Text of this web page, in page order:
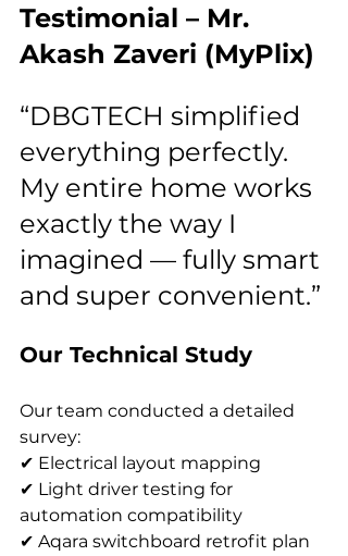
Testimonial – Mr.
Akash Zaveri (MyPlix)
“DBGTECH simplified
everything perfectly.
My entire home works
exactly the way I
imagined — fully smart
and super convenient.”
Our Technical Study
Our team conducted a detailed
survey:
✔ Electrical layout mapping
✔ Light driver testing for
automation compatibility
✔ Aqara switchboard retrofit plan